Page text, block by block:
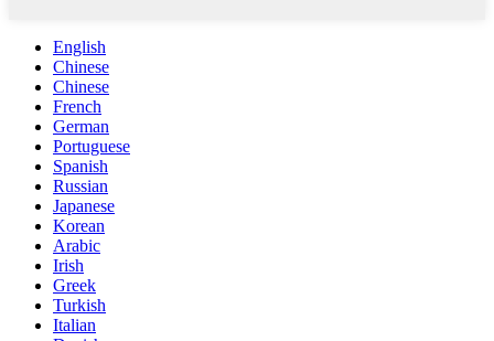
English
Chinese
Chinese
French
German
Portuguese
Spanish
Russian
Japanese
Korean
Arabic
Irish
Greek
Turkish
Italian